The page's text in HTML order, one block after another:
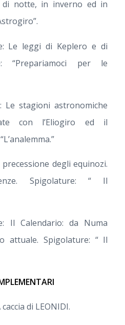
notte, in inverno ed in
Le leggi di Keplero e di
“Prepariamoci per le
Le stagioni astronomiche
con l’Eliogiro ed il
degli equinozi.
Spigolature: “ Il
Il Calendario: da Numa
attuale. Spigolature: “ Il
di LEONIDI.